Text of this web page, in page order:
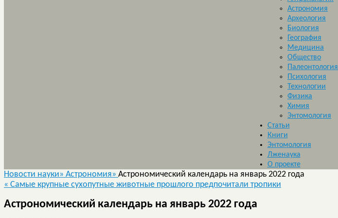
Астрономия
Археология
Биология
География
Медицина
Общество
Палеонтология
Психология
Технологии
Физика
Химия
Энтомология
Статьи
Книги
Энтомология
Лженаука
О проекте
Новости науки» Астрономия» Астрономический календарь на январь 2022 года
« Самые крупные сухопутные животные прошлого предпочитали тропики
Астрономический календарь на январь 2022 года